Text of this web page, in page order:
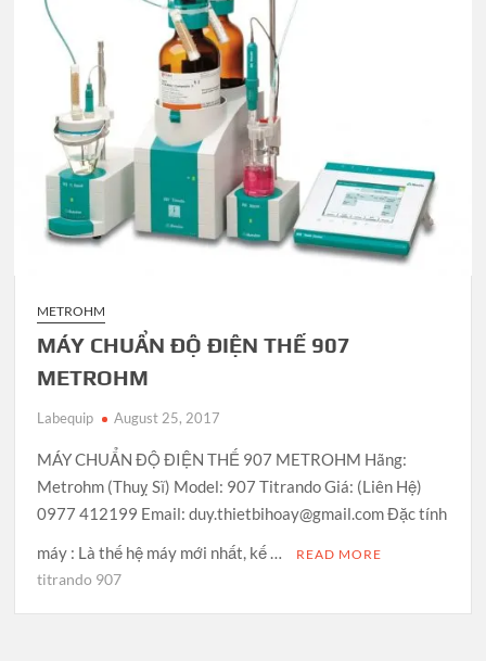
METROHM
MÁY CHUẨN ĐỘ ĐIỆN THẾ 907
METROHM
Labequip August 25, 2017
MÁY CHUẨN ĐỘ ĐIỆN THẾ 907 METROHM Hãng:
Metrohm (Thuỵ Sĩ) Model: 907 Titrando Giá: (Liên Hệ)
0977 412199 Email: duy.thietbihoay@gmail.com Đặc tính
máy : Là thế hệ máy mới nhất, kế …
READ MORE
titrando 907